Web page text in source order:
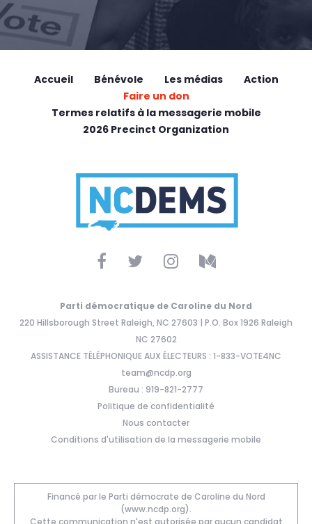
Accueil Bénévole Les médias
Action
Faire un don
Termes relatifs à la messagerie mobile
2026 Precinct Organization
Parti démocratique de Caroline du Nord
220 Hillsborough Street Raleigh, NC 27603 | P.O. Box 1926 Raleigh
NC 27602
ASSISTANCE TÉLÉPHONIQUE AUX ÉLECTEURS : 1-833-VOTE4NC
team@ncdp.org
Bureau : 919-821-2777
Politique de confidentialité
Nous contacter
Conditions d'utilisation de la messagerie mobile
Financé par le Parti démocrate de Caroline du Nord
(www.ncdp.org).
Cette communication n'est autorisée par aucun candidat